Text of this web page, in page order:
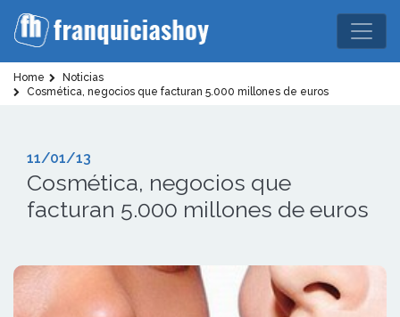
Home
Noticias
Cosmética, negocios que facturan 5.000 millones de euros
11/01/13
Cosmética, negocios que
facturan 5.000 millones de euros